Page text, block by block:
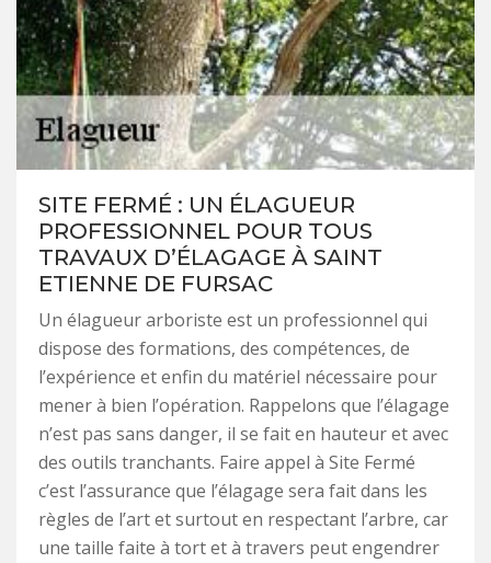
SITE FERMÉ : UN ÉLAGUEUR
PROFESSIONNEL POUR TOUS
TRAVAUX D’ÉLAGAGE À SAINT
ETIENNE DE FURSAC
Un élagueur arboriste est un professionnel qui
dispose des formations, des compétences, de
l’expérience et enfin du matériel nécessaire pour
mener à bien l’opération. Rappelons que l’élagage
n’est pas sans danger, il se fait en hauteur et avec
des outils tranchants. Faire appel à Site Fermé
c’est l’assurance que l’élagage sera fait dans les
règles de l’art et surtout en respectant l’arbre, car
une taille faite à tort et à travers peut engendrer